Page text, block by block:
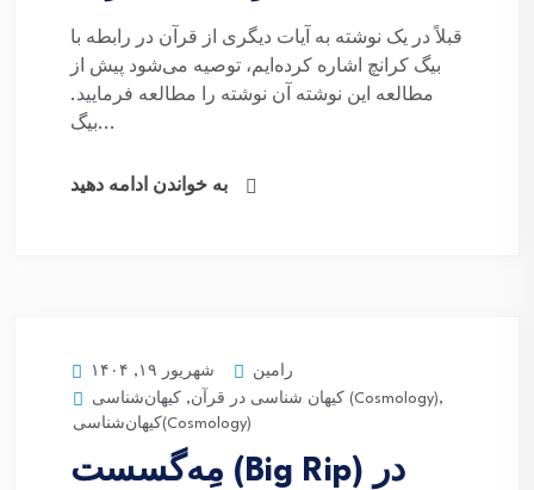
قبلاً در یک نوشته به آیات دیگری از قرآن در رابطه با
بیگ کرانچ اشاره کرده‌ایم، توصیه می‌شود پیش از
مطالعه این نوشته آن نوشته را مطالعه فرمایید.
بیگ...
به خواندن ادامه دهید
شهریور ۱۹, ۱۴۰۴
رامین
کیهان شناسی در قرآن, کیهان‌شناسی (Cosmology),
کیهان‌شناسی(Cosmology)
مِه‌گسست (Big Rip) در